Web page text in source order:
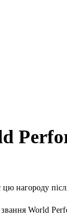
нагороду
World